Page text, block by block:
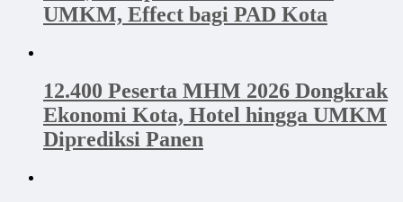
UMKM, Effect bagi PAD Kota
12.400 Peserta MHM 2026 Dongkrak
Ekonomi Kota, Hotel hingga UMKM
Diprediksi Panen